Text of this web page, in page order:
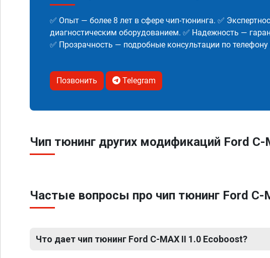
✅ Опыт — более 8 лет в сфере чип-тюнинга. ✅
диагностическим оборудованием. ✅ Надежность —
✅ Прозрачность — подробные консультации по
Позвонить Telegram
Чип тюнинг других модификаций Ford C-
Частые вопросы про чип тюнинг Ford
Что дает чип тюнинг Ford C-MAX II 1.0 Ecoboost?